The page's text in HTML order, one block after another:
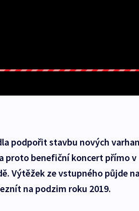
podpořit stavbu nových
proto benefiční koncert přímo v
Výtěžek ze vstupného půjde
na podzim roku 2019.